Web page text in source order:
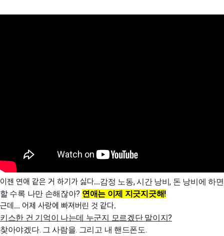
이젠 연애 같은 거 하기가 싫다...감정 노동, 시간 낭비, 돈 낭비에 하면
할 수록 나만 손해잖아? 연애는 이제 지긋지긋해!
근데... 어제 사랑에 빠져버린 것 같다.
키스한 건 기억이 나는데 누군지 모르겠단 말이지?
찾아야겠다. 그 사람을. 그리고 내 핸드폰도.